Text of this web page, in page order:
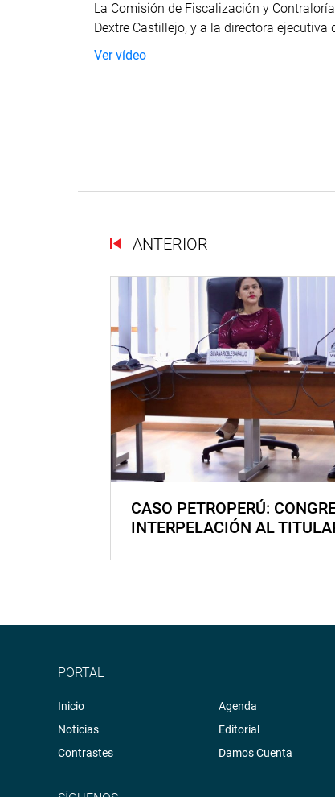
La Comisión de Fiscalización y
Dextre Castillejo, y a la directora
Ver vídeo
ANTERIOR
CASO PETROPERÚ:
INTERPELACIÓN AL
PORTAL
Inicio
Noticias
Contrastes
Agenda
Editorial
Damos Cuenta